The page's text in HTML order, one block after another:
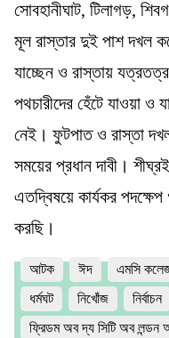
সোবহানীঘাট, টিলাগড়,
মূল রাস্তার দুই পাশ দখল
যাচ্ছেন ও রাস্তায় যত্রতত্র
পথচারীদের হেঁটে যাওয়া ও
নেই। ফুটপাত ও রাস্তা
সময়ের প্রধান দাবী।
এতদ্বিষয়ে কার্যকর
করছি।
আটক ঈদ এমসি
ধর্মঘট
নিখোঁজ নির্বাচন
ফ্রিডম অব দ্য সিটি অব লন্ডন